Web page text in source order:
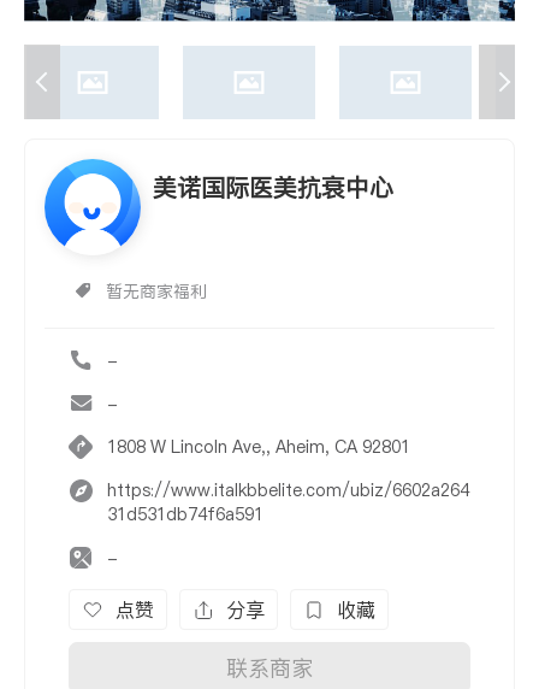
美诺国际医美抗衰中心
暂无商家福利
-
-
1808 W Lincoln Ave,, Aheim, CA 92801
https://www.italkbbelite.com/ubiz/6602a264
31d531db74f6a591
-
点赞 分享 收藏
联系商家